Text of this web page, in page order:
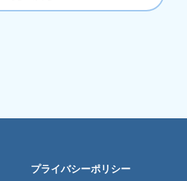
プライバシーポリシー